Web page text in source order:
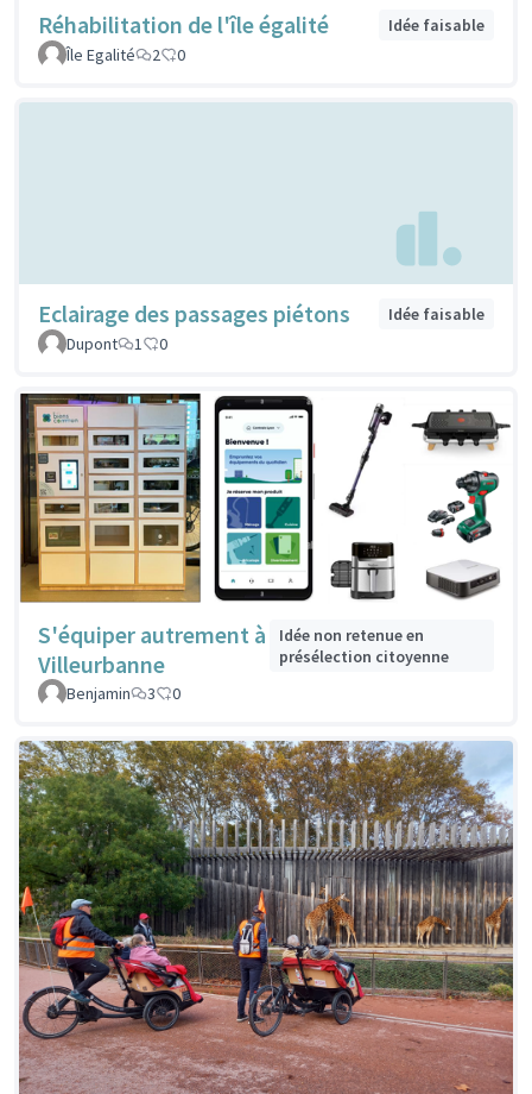
Réhabilitation de l'île égalité
Idée faisable
Île Egalité
2 0
Eclairage des passages piétons
Idée faisable
Dupont
1 0
S'équiper autrement à
Villeurbanne
Idée non retenue en
présélection citoyenne
Benjamin
3 0